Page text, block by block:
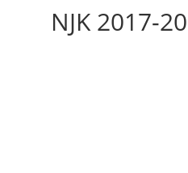
NJK 2017-